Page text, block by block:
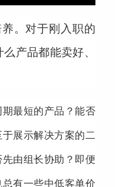
。对于刚入职的
产品都能卖好、
最短的产品？能否
展示解决方案的二
由组长协助？即便
有一些中低客单价